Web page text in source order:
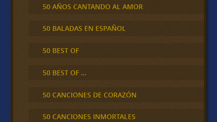
50 AÑOS CANTANDO AL AMOR
50 BALADAS EN ESPAÑOL
50 BEST OF
50 BEST OF …
50 CANCIONES DE CORAZÓN
50 CANCIONES INMORTALES